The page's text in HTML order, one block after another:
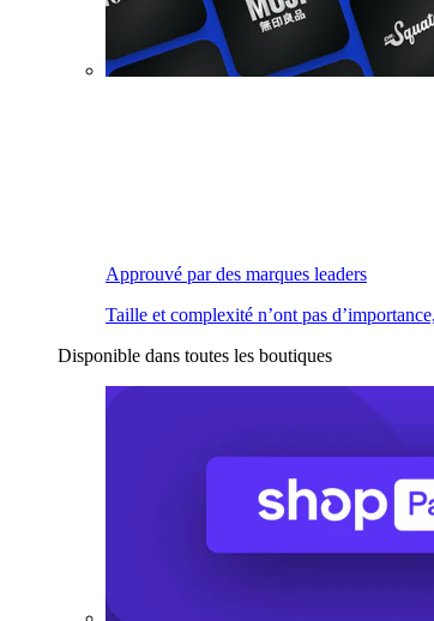
Approuvé par des marques leaders
Taille et complexité n’ont pas
Disponible dans toutes les boutiques